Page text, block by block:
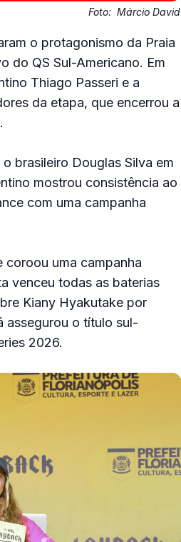
Foto: Márcio David
o protagonismo da Praia
do QS Sul-Americano. Em
Thiago Passeri e a
da etapa, que encerrou a
brasileiro Douglas Silva em
mostrou consistência ao
com uma campanha
uma campanha
venceu todas as baterias
Kiany Hyakutake por
assegurou o título sul-
2026.